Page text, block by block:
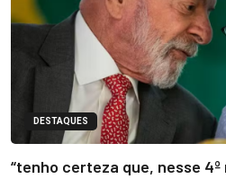
DESTAQUES
“tenho certeza que, nesse